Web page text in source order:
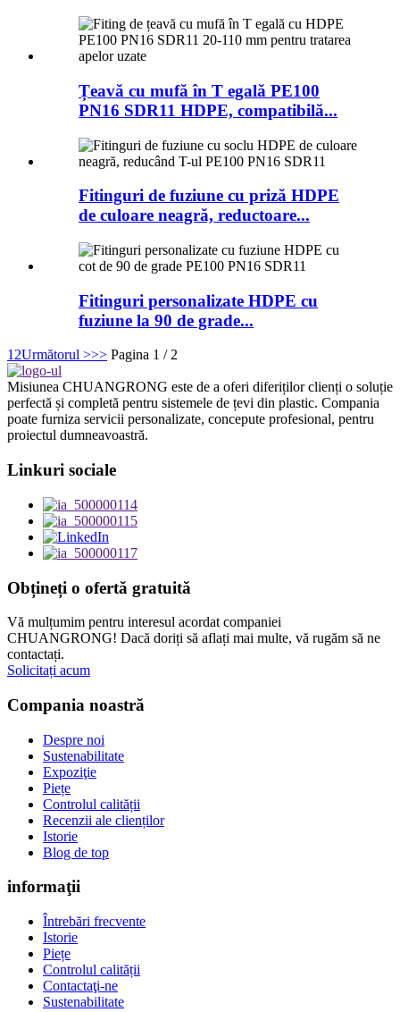
Țeavă cu mufă în T egală PE100
PN16 SDR11 HDPE, compatibilă...
Fitinguri de fuziune cu priză HDPE
de culoare neagră, reductoare...
Fitinguri personalizate HDPE cu
fuziune la 90 de grade...
12Următorul >>> Pagina 1 / 2
Misiunea CHUANGRONG este de a oferi diferiților clienți o soluție
perfectă și completă pentru sistemele de țevi din plastic. Compania
poate furniza servicii personalizate, concepute profesional, pentru
proiectul dumneavoastră.
Linkuri sociale
Obțineți o ofertă gratuită
Vă mulțumim pentru interesul acordat companiei
CHUANGRONG! Dacă doriți să aflați mai multe, vă rugăm să ne
contactați.
Solicitați acum
Compania noastră
Despre noi
Sustenabilitate
Expoziţie
Piețe
Controlul calității
Recenzii ale clienților
Istorie
Blog de top
informaţii
Întrebări frecvente
Istorie
Piețe
Controlul calității
Contactaţi-ne
Sustenabilitate